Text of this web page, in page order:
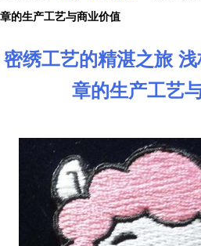
章的生产工艺与商业价值
密绣工艺的精湛之旅
章的生产工艺